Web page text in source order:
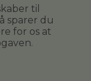
til
sparer du
for os at